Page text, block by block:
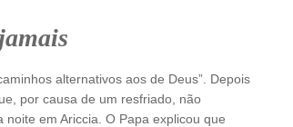
alternativos aos de Deus”. Depois
por causa de um resfriado, não
em Ariccia. O Papa explicou que